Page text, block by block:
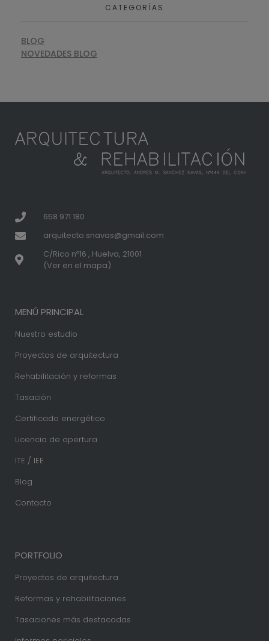
CATEGORÍAS
BLOG
NOVEDADES BLOG
658 971 180
arquitecto.snavas@gmail.com
C/Rico nº16 , Huelva, 21001
(Ver en el mapa)
MENÚ PRINCIPAL
Nuestro estudio
Proyectos de arquitectura
Rehabilitación y reformas
Tasación
Certificado energético
Licencia de apertura
ITE / IEE
Blog
Contacto
PORTFOLIO
Proyectos de arquitectura
Reformas y rehabilitaciones
Tasaciones más destacadas